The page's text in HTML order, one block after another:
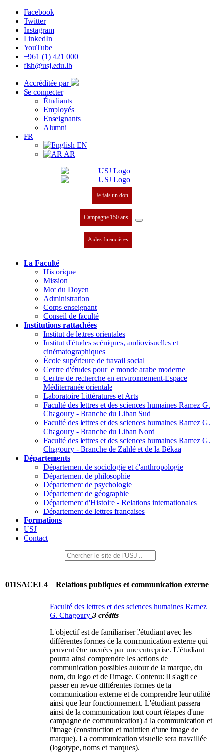
Facebook
Twitter
Instagram
LinkedIn
YouTube
+961 (1) 421 000
flsh@usj.edu.lb
Accréditée par
Se connecter
Étudiants
Employés
Enseignants
Alumni
FR
EN
AR
Je fais un don
Campagne 150 ans
Aides financières
La Faculté
Historique
Mission
Mot du Doyen
Administration
Corps enseignant
Conseil de faculté
Institutions rattachées
Institut de lettres orientales
Institut d'études scéniques, audiovisuelles et
cinématographiques
École supérieure de travail social
Centre d'études pour le monde arabe moderne
Centre de recherche en environnement-Espace
Méditerranée orientale
Laboratoire Littératures et Arts
Faculté des lettres et des sciences humaines Ramez G.
Chagoury - Branche du Liban Sud
Faculté des lettres et des sciences humaines Ramez G.
Chagoury - Branche du Liban Nord
Faculté des lettres et des sciences humaines Ramez G.
Chagoury - Branche de Zahlé et de la Békaa
Départements
Département de sociologie et d'anthropologie
Département de philosophie
Département de psychologie
Département de géographie
Département d'Histoire - Relations internationales
Département de lettres françaises
Formations
USJ
Contact
011SACEL4 Relations publiques et communication externe
Faculté des lettres et des sciences humaines Ramez
G. Chagoury 3 crédits
L'objectif est de familiariser l'étudiant avec les
différentes formes de la communication externe qui
peuvent être menées par une entreprise. L'étudiant
pourra ainsi comprendre les actions de
communication possibles autour de la marque, du
nom, du logo et de l'image. Contenu: Il s'agit de
passer en revue différentes formes de la
communication externe et de comprendre leur utilité
ainsi que leur fonctionnement. L'étudiant passera
ainsi de la communication tout court (étapes d'une
campagne de communication) à la communication et
l'image (construction et maintien d'une image de
marque). La communication visuelle sera travaillée
(logotype, noms et marques).